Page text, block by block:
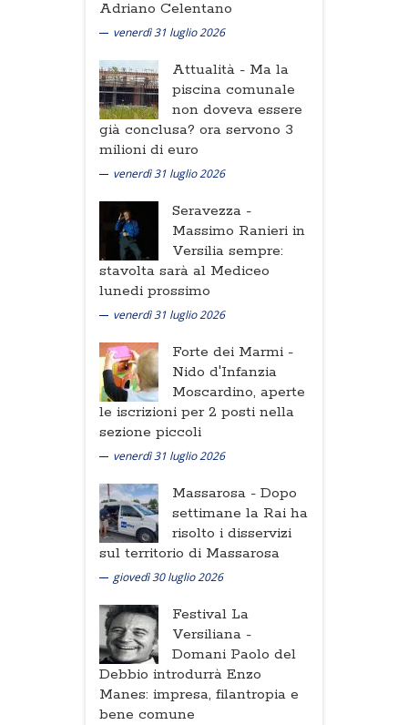
Adriano Celentano
venerdì 31 luglio 2026
Attualità - Ma la
piscina comunale
non doveva essere
già conclusa? ora servono 3
milioni di euro
venerdì 31 luglio 2026
Seravezza -
Massimo Ranieri in
Versilia sempre:
stavolta sarà al Mediceo
lunedi prossimo
venerdì 31 luglio 2026
Forte dei Marmi -
Nido d'Infanzia
Moscardino, aperte
le iscrizioni per 2 posti nella
sezione piccoli
venerdì 31 luglio 2026
Massarosa - Dopo
settimane la Rai ha
risolto i disservizi
sul territorio di Massarosa
giovedì 30 luglio 2026
Festival La
Versiliana -
Domani Paolo del
Debbio introdurrà Enzo
Manes: impresa, filantropia e
bene comune